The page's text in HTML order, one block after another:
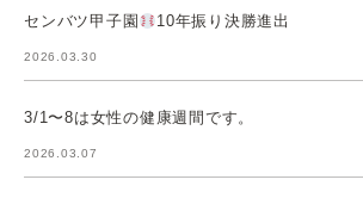
センバツ甲子園 10年振り決勝進出
2026.03.30
3/1〜8は女性の健康週間です。
2026.03.07